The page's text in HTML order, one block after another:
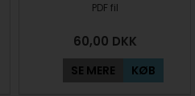
PDF fil
60,00 DKK
SE MERE KØB